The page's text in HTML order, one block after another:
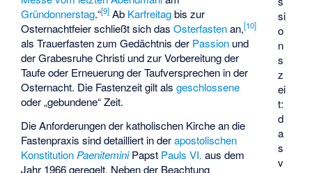
si
o
n
s
z
ei
t:
d
a
s
v
Gründonnerstag.“[9] Ab Karfreitagbis zur
Osternachtfeier schließt sich dasOsterfastenan,[10]
als Trauerfasten zum Gedächtnis der Passion und
der Grabesruhe Christi und zur Vorbereitung der
Taufe oder Erneuerung der Taufversprechen in der
Osternacht. Die Fastenzeit gilt alsgeschlossene
oder „gebundene“ Zeit.
Die Anforderungen der katholischen Kirche an die
Fastenpraxis sind detailliert in derapostolischen
Konstitution PaeniteminiPapst Pauls VI. aus dem
Jahr 1966 geregelt. Neben der Beachtung